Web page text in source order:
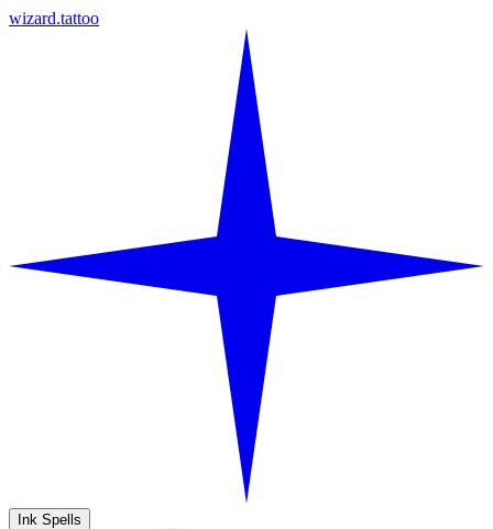
wizard.tattoo
Ink Spells